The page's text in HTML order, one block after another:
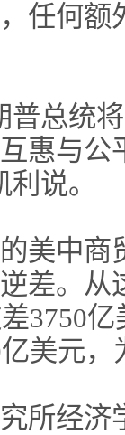
任何
普总统
惠与
说。
美中
差。
3750
美元，
所经